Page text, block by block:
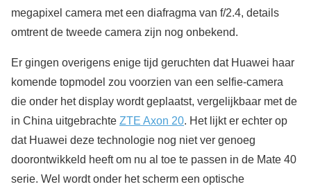
megapixel camera met een diafragma van f/2.4, details
omtrent de tweede camera zijn nog onbekend.
Er gingen overigens enige tijd geruchten dat Huawei haar
komende topmodel zou voorzien van een selfie-camera
die onder het display wordt geplaatst, vergelijkbaar met de
in China uitgebrachte ZTE Axon 20. Het lijkt er echter op
dat Huawei deze technologie nog niet ver genoeg
doorontwikkeld heeft om nu al toe te passen in de Mate 40
serie. Wel wordt onder het scherm een optische